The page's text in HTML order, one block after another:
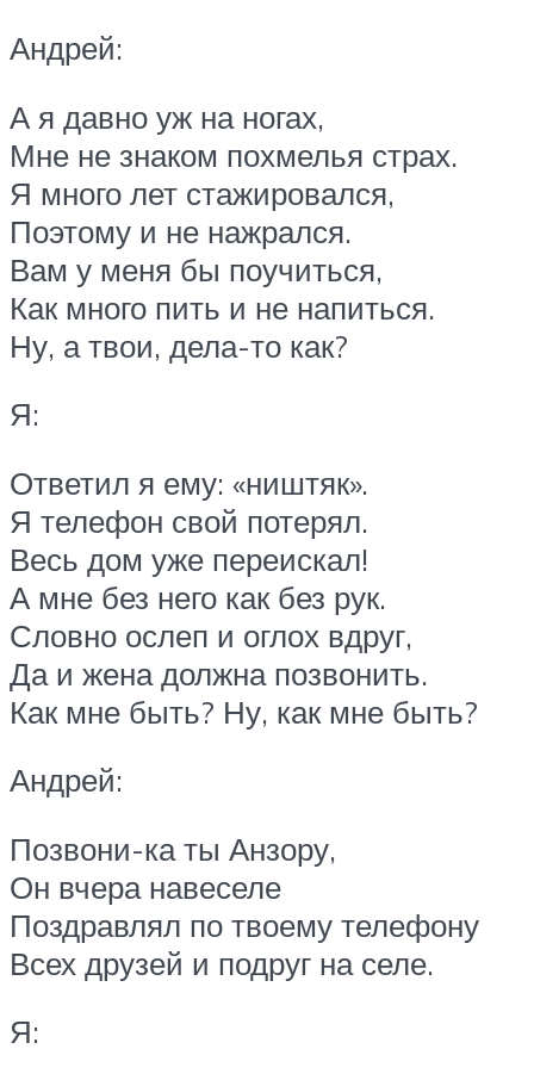
Андрей:
А я давно уж на ногах,
Мне не знаком похмелья страх.
Я много лет стажировался,
Поэтому и не нажрался.
Вам у меня бы поучиться,
Как много пить и не напиться.
Ну, а твои, дела-то как?
Я:
Ответил я ему: «ништяк».
Я телефон свой потерял.
Весь дом уже переискал!
А мне без него как без рук.
Словно ослеп и оглох вдруг,
Да и жена должна позвонить.
Как мне быть? Ну, как мне быть?
Андрей:
Позвони-ка ты Анзору,
Он вчера навеселе
Поздравлял по твоему телефону
Всех друзей и подруг на селе.
Я: